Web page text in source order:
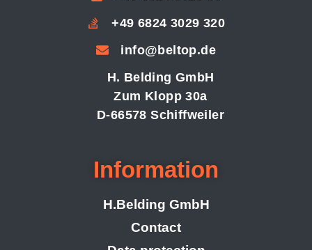
+49 6824 3029 320
info@beltop.de
H. Belding GmbH
Zum Klopp 30a
D-66578 Schiffweiler
Information
H.Belding GmbH
Contact